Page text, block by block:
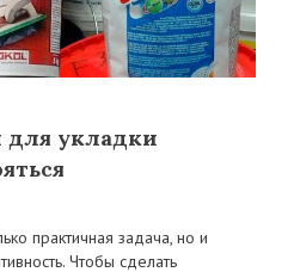
для укладки
практичная задача, но и
Чтобы сделать